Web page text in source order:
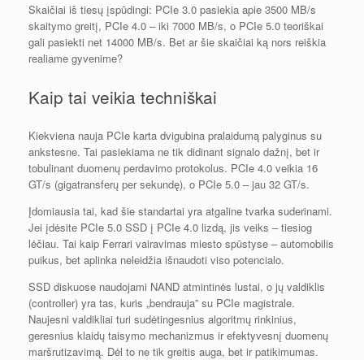
Skaičiai iš tiesų įspūdingi: PCIe 3.0 pasiekia apie 3500 MB/s
skaitymo greitį, PCIe 4.0 – iki 7000 MB/s, o PCIe 5.0 teoriškai
gali pasiekti net 14000 MB/s. Bet ar šie skaičiai ką nors reiškia
realiame gyvenime?
Kaip tai veikia techniškai
Kiekviena nauja PCIe karta dvigubina pralaidumą palyginus su
ankstesne. Tai pasiekiama ne tik didinant signalo dažnį, bet ir
tobulinant duomenų perdavimo protokolus. PCIe 4.0 veikia 16
GT/s (gigatransferų per sekundę), o PCIe 5.0 – jau 32 GT/s.
Įdomiausia tai, kad šie standartai yra atgaline tvarka suderinami.
Jei įdėsite PCIe 5.0 SSD į PCIe 4.0 lizdą, jis veiks – tiesiog
lėčiau. Tai kaip Ferrari vairavimas miesto spūstyse – automobilis
puikus, bet aplinka neleidžia išnaudoti viso potencialo.
SSD diskuose naudojami NAND atmintinės lustai, o jų valdiklis
(controller) yra tas, kuris „bendrauja” su PCIe magistrale.
Naujesni valdikliai turi sudėtingesnius algoritmų rinkinius,
geresnius klaidų taisymo mechanizmus ir efektyvesnį duomenų
maršrutizavimą. Dėl to ne tik greitis auga, bet ir patikimumas.